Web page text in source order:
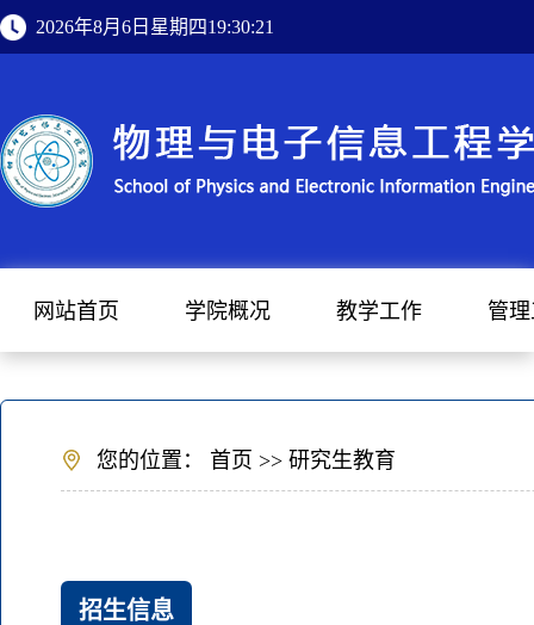
2026年8月6日星期四19:30:22
网站首页 学院概况 教学工作 管
您的位置： 首页 >> 研究生教育
招生信息